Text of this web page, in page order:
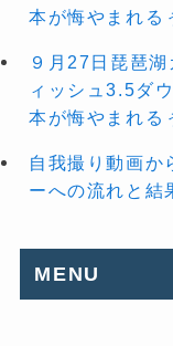
本が悔やまれる
９月27日琵琶
ィッシュ3.5ダ
本が悔やまれる
自我撮り動画か
ーへの流れと結
MENU